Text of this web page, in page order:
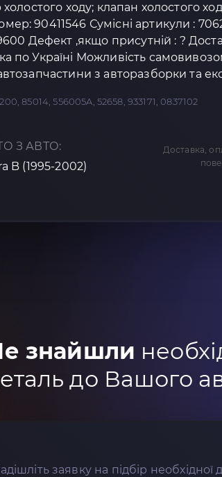
ходу; клапан холостого
90411546 Сумісні артикули :
Дефект ,якщо присутній : ?
по Україні Можливість
з авторазборки та
85014, 556005A, 52658, 933171, 0837102
З АВТО:
B (1995-2002)
Доставка,
знайшли
до Вашого
заявку на підбір необхідної